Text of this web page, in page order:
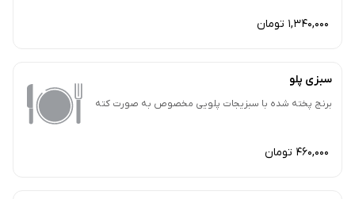
1,340,000 تومان
سبزی پلو
برنج پخته شده با سبزیجات پلویی مخصوص به صورت کته
460,000 تومان